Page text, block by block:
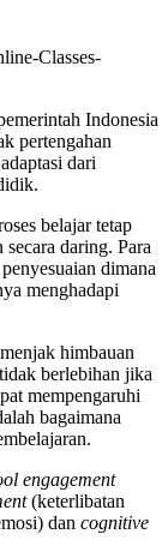
Classes-
Indonesia
pertengahan
dari
belajar tetap
daring. Para
dimana
menghadapi
himbauan
berlebihan jika
mempengaruhi
bagaimana
engagement
(keterlibatan
dan cognitive